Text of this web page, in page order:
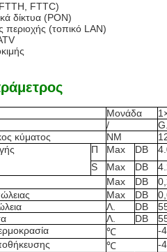
FTTC)
δίκτυα (PON)
περιοχής (τοπικό LAN)
Μονάδα
/
κύματος
NM
Π Max DB
S
Max DB
Max DB
Max DB
Λ. DB
Λ. DB
℃
-
℃
-